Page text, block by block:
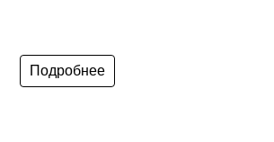
Подробнее